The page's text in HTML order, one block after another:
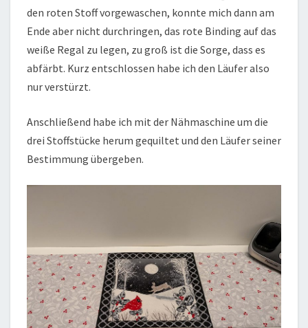
den roten Stoff vorgewaschen, konnte mich dann am
Ende aber nicht durchringen, das rote Binding auf das
weiße Regal zu legen, zu groß ist die Sorge, dass es
abfärbt. Kurz entschlossen habe ich den Läufer also
nur verstürzt.
Anschließend habe ich mit der Nähmaschine um die
drei Stoffstücke herum gequiltet und den Läufer seiner
Bestimmung übergeben.